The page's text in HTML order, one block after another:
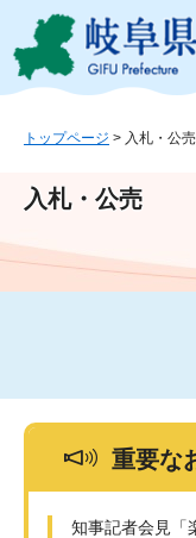
ジ
ュ
文
トップページ > 入札・公売
入札・公売
重要な
知事記者会見「